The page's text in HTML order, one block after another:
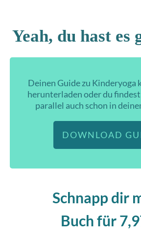
Yeah, du hast es
Deinen Guide zu Kinderyoga
herunterladen oder du
parallel auch schon in
DOWNLOAD
Schnapp dir
Buch für